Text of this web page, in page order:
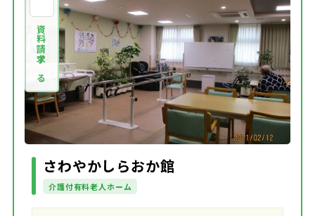
資料請求する
さわやかしらおか館
介護付有料老人ホーム